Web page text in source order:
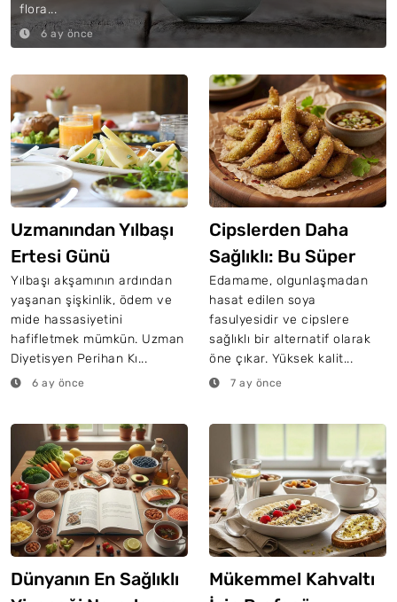
flora...
6 ay önce
Uzmanından Yılbaşı
Ertesi Günü
Beslenme Programı
Yılbaşı akşamının ardından
yaşanan şişkinlik, ödem ve
mide hassasiyetini
hafifletmek mümkün. Uzman
Diyetisyen Perihan Kı...
6 ay önce
Cipslerden Daha
Sağlıklı: Bu Süper
Besini Kendiniz
Kızartın
Edamame, olgunlaşmadan
hasat edilen soya
fasulyesidir ve cipslere
sağlıklı bir alternatif olarak
öne çıkar. Yüksek kalit...
7 ay önce
Dünyanın En Sağlıklı
Mükemmel Kahvaltı